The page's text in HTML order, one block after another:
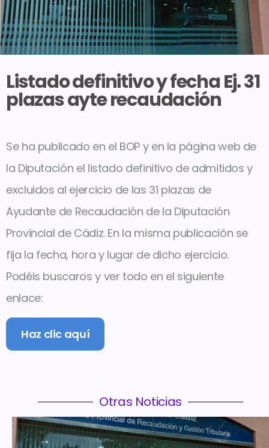
Listado definitivo y fecha Ej. 31
plazas ayte recaudación
Se ha publicado en el BOP y en la página web de
la Diputación el listado definitivo de admitidos y
excluidos al ejercicio de las 31 plazas de
Ayudante de Recaudación de la Diputación
Provincial de Cádiz. En la misma publicación se
fija la fecha, hora y lugar de dicho ejercicio.
Podéis buscaros y ver todo en el siguiente
enlace:
Haz clic aquí
Otras Noticias